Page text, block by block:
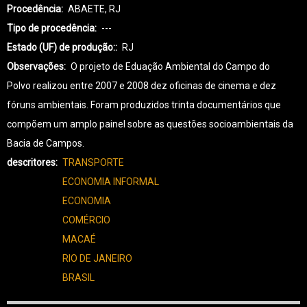
Procedência
ABAETE, RJ
Tipo de procedência
---
Estado (UF) de produção:
RJ
Observações
O projeto de Eduação Ambiental do Campo do
Polvo realizou entre 2007 e 2008 dez oficinas de cinema e dez
fóruns ambientais. Foram produzidos trinta documentários que
compõem um amplo painel sobre as questões socioambientais da
Bacia de Campos.
descritores
TRANSPORTE
ECONOMIA INFORMAL
ECONOMIA
COMÉRCIO
MACAÉ
RIO DE JANEIRO
BRASIL